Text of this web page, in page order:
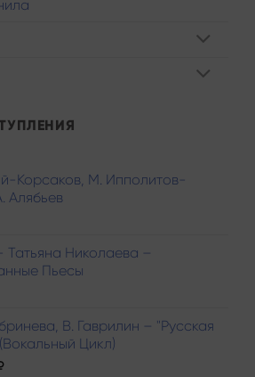
Корсаков, М. Ипполитов-
Алябьев
Татьяна Николаева –
Пьесы
В. Гаврилин – "Русская
Цикл)